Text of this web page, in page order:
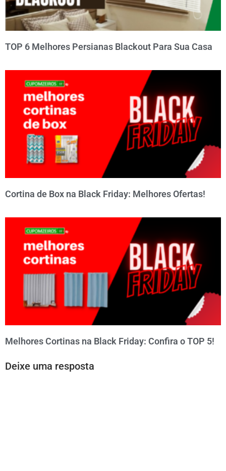
TOP 6 Melhores Persianas Blackout Para Sua Casa
Cortina de Box na Black Friday: Melhores Ofertas!
Melhores Cortinas na Black Friday: Confira o TOP 5!
Deixe uma resposta